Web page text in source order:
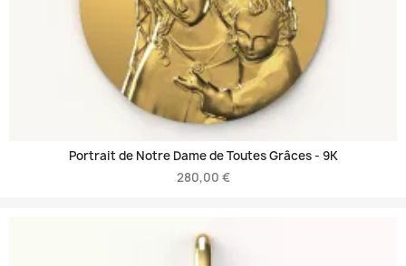
Portrait de Notre Dame de Toutes Grâces - 9K
280,00 €